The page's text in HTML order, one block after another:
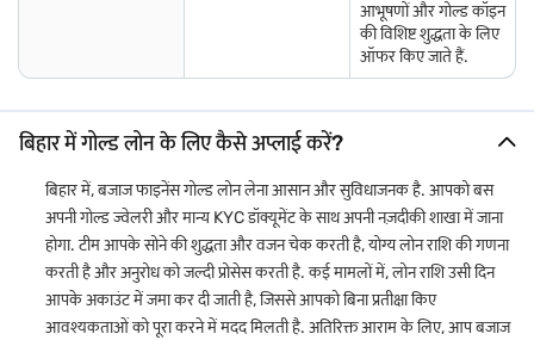
आभूषणों और गोल्ड कॉइन
की विशिष्ट शुद्धता के लिए
ऑफर किए जाते हैं.
बिहार में गोल्ड लोन के लिए कैसे अप्लाई करें?
बिहार में, बजाज फाइनेंस गोल्ड लोन लेना आसान और सुविधाजनक है. आपको बस
अपनी गोल्ड ज्वेलरी और मान्य KYC डॉक्यूमेंट के साथ अपनी नज़दीकी शाखा में जाना
होगा. टीम आपके सोने की शुद्धता और वजन चेक करती है, योग्य लोन राशि की गणना
करती है और अनुरोध को जल्दी प्रोसेस करती है. कई मामलों में, लोन राशि उसी दिन
आपके अकाउंट में जमा कर दी जाती है, जिससे आपको बिना प्रतीक्षा किए
आवश्यकताओं को पूरा करने में मदद मिलती है. अतिरिक्त आराम के लिए, आप बजाज